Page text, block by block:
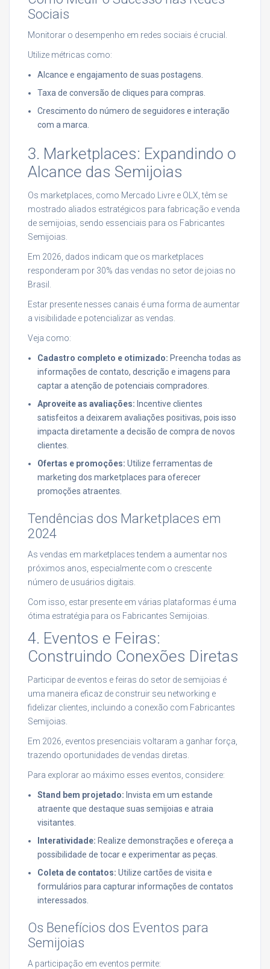
Sociais
Monitorar o desempenho em redes sociais é crucial.
Utilize métricas como:
Alcance e engajamento de suas postagens.
Taxa de conversão de cliques para compras.
Crescimento do número de seguidores e interação
com a marca.
3. Marketplaces: Expandindo o
Alcance das Semijoias
Os marketplaces, como Mercado Livre e OLX, têm se
mostrado aliados estratégicos para fabricação e venda
de semijoias, sendo essenciais para os Fabricantes
Semijoias.
Em 2026, dados indicam que os marketplaces
responderam por 30% das vendas no setor de joias no
Brasil.
Estar presente nesses canais é uma forma de aumentar
a visibilidade e potencializar as vendas.
Veja como:
Cadastro completo e otimizado: Preencha todas as
informações de contato, descrição e imagens para
captar a atenção de potenciais compradores.
Aproveite as avaliações: Incentive clientes
satisfeitos a deixarem avaliações positivas, pois isso
impacta diretamente a decisão de compra de novos
clientes.
Ofertas e promoções: Utilize ferramentas de
marketing dos marketplaces para oferecer
promoções atraentes.
Tendências dos Marketplaces em
2024
As vendas em marketplaces tendem a aumentar nos
próximos anos, especialmente com o crescente
número de usuários digitais.
Com isso, estar presente em várias plataformas é uma
ótima estratégia para os Fabricantes Semijoias.
4. Eventos e Feiras:
Construindo Conexões Diretas
Participar de eventos e feiras do setor de semijoias é
uma maneira eficaz de construir seu networking e
fidelizar clientes, incluindo a conexão com Fabricantes
Semijoias.
Em 2026, eventos presenciais voltaram a ganhar força,
trazendo oportunidades de vendas diretas.
Para explorar ao máximo esses eventos, considere:
Stand bem projetado: Invista em um estande
atraente que destaque suas semijoias e atraia
visitantes.
Interatividade: Realize demonstrações e ofereça a
possibilidade de tocar e experimentar as peças.
Coleta de contatos: Utilize cartões de visita e
formulários para capturar informações de contatos
interessados.
Os Benefícios dos Eventos para
Semijoias
A participação em eventos permite: